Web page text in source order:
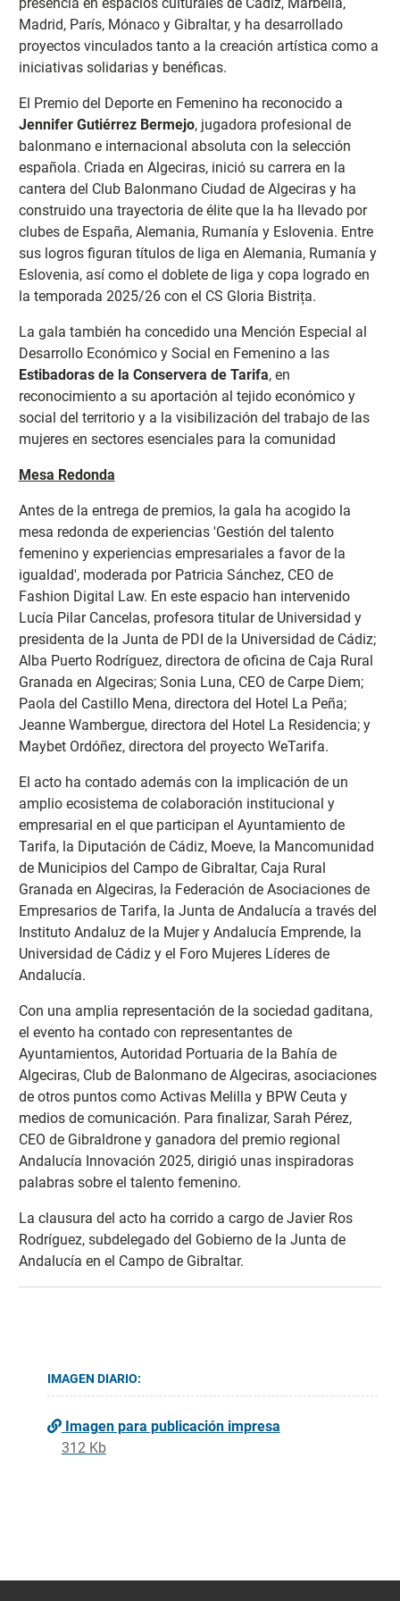
Madrid, París, Mónaco y Gibraltar, y ha desarrollado
proyectos vinculados tanto a la creación artística como a
iniciativas solidarias y benéficas.
El Premio del Deporte en Femenino ha reconocido a
Jennifer Gutiérrez Bermejo, jugadora profesional de
balonmano e internacional absoluta con la selección
española. Criada en Algeciras, inició su carrera en la
cantera del Club Balonmano Ciudad de Algeciras y ha
construido una trayectoria de élite que la ha llevado por
clubes de España, Alemania, Rumanía y Eslovenia. Entre
sus logros figuran títulos de liga en Alemania, Rumanía y
Eslovenia, así como el doblete de liga y copa logrado en
la temporada 2025/26 con el CS Gloria Bistrița.
La gala también ha concedido una Mención Especial al
Desarrollo Económico y Social en Femenino a las
Estibadoras de la Conservera de Tarifa, en
reconocimiento a su aportación al tejido económico y
social del territorio y a la visibilización del trabajo de las
mujeres en sectores esenciales para la comunidad
Mesa Redonda
Antes de la entrega de premios, la gala ha acogido la
mesa redonda de experiencias 'Gestión del talento
femenino y experiencias empresariales a favor de la
igualdad', moderada por Patricia Sánchez, CEO de
Fashion Digital Law. En este espacio han intervenido
Lucía Pilar Cancelas, profesora titular de Universidad y
presidenta de la Junta de PDI de la Universidad de Cádiz;
Alba Puerto Rodríguez, directora de oficina de Caja Rural
Granada en Algeciras; Sonia Luna, CEO de Carpe Diem;
Paola del Castillo Mena, directora del Hotel La Peña;
Jeanne Wambergue, directora del Hotel La Residencia; y
Maybet Ordóñez, directora del proyecto WeTarifa.
El acto ha contado además con la implicación de un
amplio ecosistema de colaboración institucional y
empresarial en el que participan el Ayuntamiento de
Tarifa, la Diputación de Cádiz, Moeve, la Mancomunidad
de Municipios del Campo de Gibraltar, Caja Rural
Granada en Algeciras, la Federación de Asociaciones de
Empresarios de Tarifa, la Junta de Andalucía a través del
Instituto Andaluz de la Mujer y Andalucía Emprende, la
Universidad de Cádiz y el Foro Mujeres Líderes de
Andalucía.
Con una amplia representación de la sociedad gaditana,
el evento ha contado con representantes de
Ayuntamientos, Autoridad Portuaria de la Bahía de
Algeciras, Club de Balonmano de Algeciras, asociaciones
de otros puntos como Activas Melilla y BPW Ceuta y
medios de comunicación. Para finalizar, Sarah Pérez,
CEO de Gibraldrone y ganadora del premio regional
Andalucía Innovación 2025, dirigió unas inspiradoras
palabras sobre el talento femenino.
La clausura del acto ha corrido a cargo de Javier Ros
Rodríguez, subdelegado del Gobierno de la Junta de
Andalucía en el Campo de Gibraltar.
IMAGEN DIARIO:
Imagen para publicación impresa
312 Kb